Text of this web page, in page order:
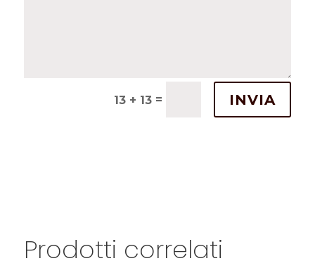
13 + 13 = INVIA
Prodotti correlati